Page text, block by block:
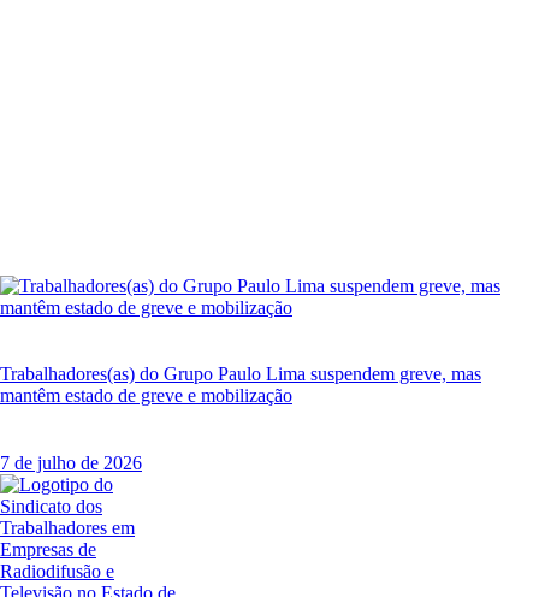
Trabalhadores(as) do Grupo Paulo Lima suspendem greve, mas
mantêm estado de greve e mobilização
7 de julho de 2026